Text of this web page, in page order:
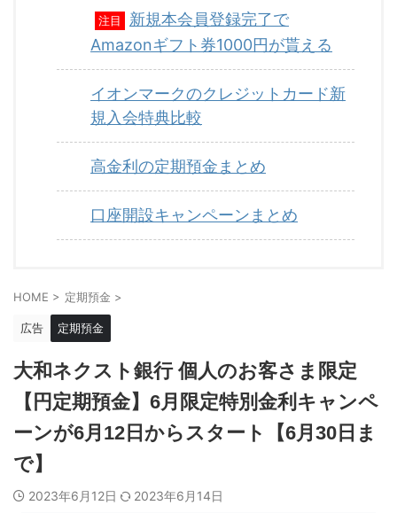
注目
新規本会員登録完了で
Amazonギフト券1000円が貰える
イオンマークのクレジットカード新
規入会特典比較
高金利の定期預金まとめ
口座開設キャンペーンまとめ
HOME > 定期預金 >
広告 定期預金
大和ネクスト銀行 個人のお客さま限定
【円定期預金】6月限定特別金利キャンペ
ーンが6月12日からスタート【6月30日ま
で】
2023年6月12日 2023年6月14日